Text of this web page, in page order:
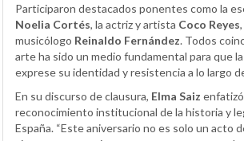
Participaron destacados ponentes como la
Noelia Cortés, la actriz y artista Coco Reyes
musicólogo Reinaldo Fernández. Todos
arte ha sido un medio fundamental para que
exprese su identidad y resistencia a lo largo
En su discurso de clausura, Elma Saiz
reconocimiento institucional de la historia y
España. “Este aniversario no es solo un acto